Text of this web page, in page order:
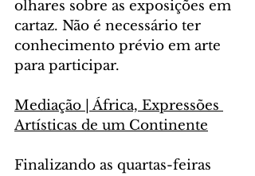
olhares sobre as exposições em
cartaz. Não é necessário ter
conhecimento prévio em arte
para participar.
Mediação | África, Expressões
Artísticas de um Continente
Finalizando as quartas-feiras